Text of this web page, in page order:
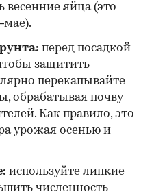
весенние яйца (это
перед посадкой
защитить
перекапывайте
обрабатывая почву
Как правило, это
урожая осенью и
используйте липкие
численность